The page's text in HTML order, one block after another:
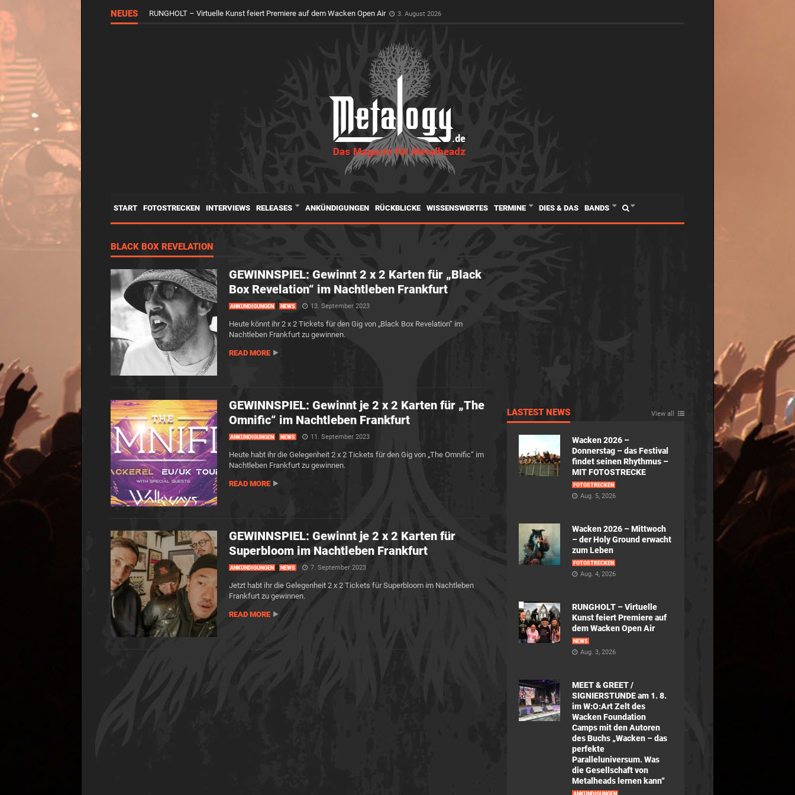
NEUES RUNGHOLT – Virtuelle Kunst feiert Premiere auf dem Wacken Open Air 3. August 2026
START FOTOSTRECKEN INTERVIEWS RELEASES ANKÜNDIGUNGEN RÜCKBLICKE WISSENSWERTES TERMINE DIES & DAS BANDS
BLACK BOX REVELATION
GEWINNSPIEL: Gewinnt 2 x 2 Karten für „Black
Box Revelation“ im Nachtleben Frankfurt
ANKÜNDIGUNGEN NEWS 13. September 2023
Heute könnt ihr 2 x 2 Tickets für den Gig von „Black Box Revelation“ im
Nachtleben Frankfurt zu gewinnen.
READ MORE
GEWINNSPIEL: Gewinnt je 2 x 2 Karten für „The
Omnific“ im Nachtleben Frankfurt
ANKÜNDIGUNGEN NEWS 11. September 2023
Heute habt ihr die Gelegenheit 2 x 2 Tickets für den Gig von „The Omnific“ im
Nachtleben Frankfurt zu gewinnen.
READ MORE
GEWINNSPIEL: Gewinnt je 2 x 2 Karten für
Superbloom im Nachtleben Frankfurt
ANKÜNDIGUNGEN NEWS 7. September 2023
Jetzt habt ihr die Gelegenheit 2 x 2 Tickets für Superbloom im Nachtleben
Frankfurt zu gewinnen.
READ MORE
LASTEST NEWS View all
Wacken 2026 –
Donnerstag – das Festival
findet seinen Rhythmus –
MIT FOTOSTRECKE
FOTOSTRECKEN
Aug. 5, 2026
Wacken 2026 – Mittwoch
– der Holy Ground erwacht
zum Leben
FOTOSTRECKEN
Aug. 4, 2026
RUNGHOLT – Virtuelle
Kunst feiert Premiere auf
dem Wacken Open Air
NEWS
Aug. 3, 2026
MEET & GREET /
SIGNIERSTUNDE am 1. 8.
im W:O:Art Zelt des
Wacken Foundation
Camps mit den Autoren
des Buchs „Wacken – das
perfekte
Paralleluniversum. Was
die Gesellschaft von
Metalheads lernen kann“
ANKÜNDIGUNGEN